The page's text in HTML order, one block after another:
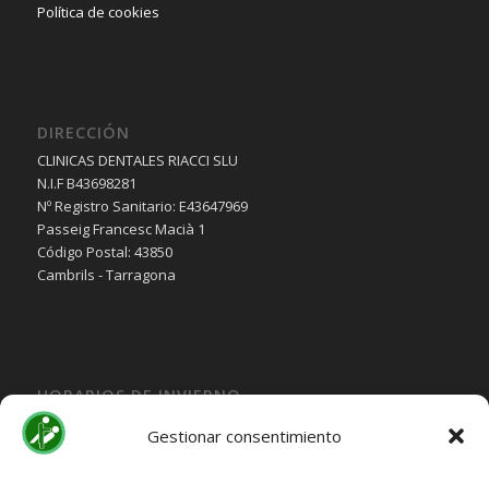
Gestionar consentimiento
Política de cookies
DIRECCIÓN
CLINICAS DENTALES RIACCI SLU
N.I.F B43698281
Nº Registro Sanitario: E43647969
Passeig Francesc Macià 1
Código Postal: 43850
Cambrils - Tarragona
HORARIOS DE INVIERNO
Lunes, Martes, Jueves y Viernes:
10:00H a 15:30H